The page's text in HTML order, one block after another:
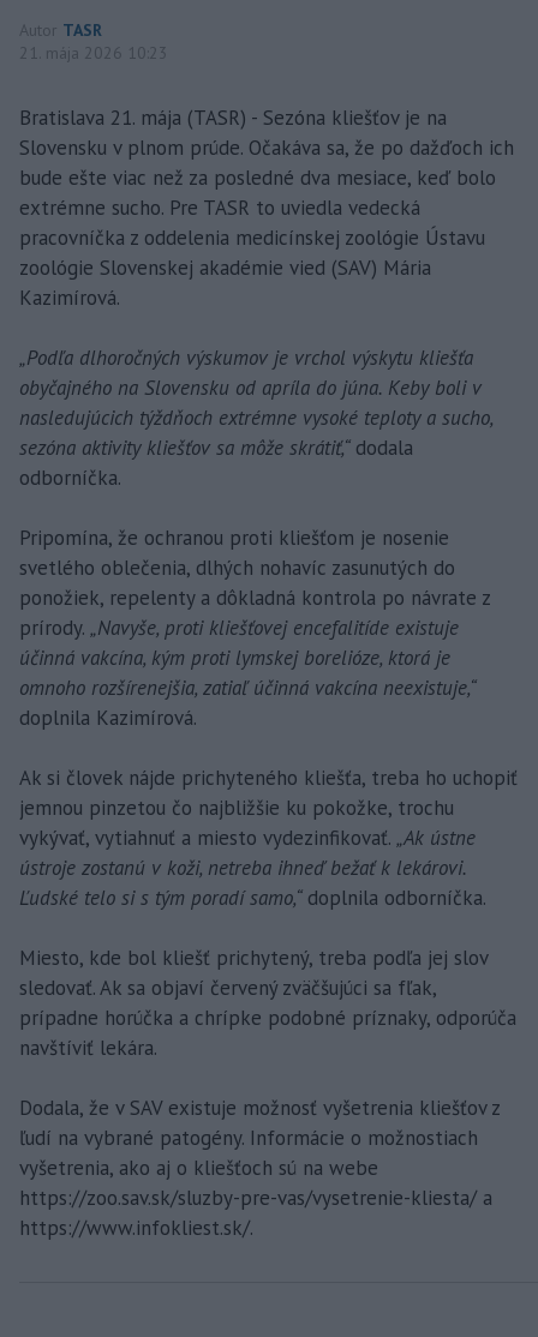
Autor TASR
21. mája 2026 10:23
Bratislava 21. mája (TASR) - Sezóna kliešťov je na
Slovensku v plnom prúde. Očakáva sa, že po dažďoch ich
bude ešte viac než za posledné dva mesiace, keď bolo
extrémne sucho. Pre TASR to uviedla vedecká
pracovníčka z oddelenia medicínskej zoológie Ústavu
zoológie Slovenskej akadémie vied (SAV) Mária
Kazimírová.
„Podľa dlhoročných výskumov je vrchol výskytu kliešťa
obyčajného na Slovensku od apríla do júna. Keby boli v
nasledujúcich týždňoch extrémne vysoké teploty a sucho,
sezóna aktivity kliešťov sa môže skrátiť,“ dodala
odborníčka.
Pripomína, že ochranou proti kliešťom je nosenie
svetlého oblečenia, dlhých nohavíc zasunutých do
ponožiek, repelenty a dôkladná kontrola po návrate z
prírody. „Navyše, proti kliešťovej encefalitíde existuje
účinná vakcína, kým proti lymskej borelióze, ktorá je
omnoho rozšírenejšia, zatiaľ účinná vakcína neexistuje,“
doplnila Kazimírová.
Ak si človek nájde prichyteného kliešťa, treba ho uchopiť
jemnou pinzetou čo najbližšie ku pokožke, trochu
vykývať, vytiahnuť a miesto vydezinfikovať. „Ak ústne
ústroje zostanú v koži, netreba ihneď bežať k lekárovi.
Ľudské telo si s tým poradí samo,“ doplnila odborníčka.
Miesto, kde bol kliešť prichytený, treba podľa jej slov
sledovať. Ak sa objaví červený zväčšujúci sa fľak,
prípadne horúčka a chrípke podobné príznaky, odporúča
navštíviť lekára.
Dodala, že v SAV existuje možnosť vyšetrenia kliešťov z
ľudí na vybrané patogény. Informácie o možnostiach
vyšetrenia, ako aj o kliešťoch sú na webe
https://zoo.sav.sk/sluzby-pre-vas/vysetrenie-kliesta/ a
https://www.infokliest.sk/.